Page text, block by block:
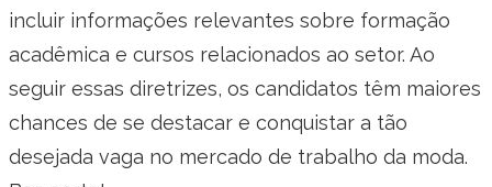
incluir informações relevantes sobre formação
acadêmica e cursos relacionados ao setor. Ao
seguir essas diretrizes, os candidatos têm maiores
chances de se destacar e conquistar a tão
desejada vaga no mercado de trabalho da moda.